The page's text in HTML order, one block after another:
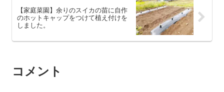
【家庭菜園】余りのスイカの苗に自作
のホットキャップをつけて植え付けを
しました。
コメント